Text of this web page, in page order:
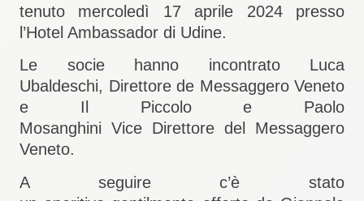
tenuto mercoledì 17 aprile 2024 presso
l’Hotel Ambassador di Udine.
Le socie hanno incontrato Luca
Ubaldeschi, Direttore de Messaggero Veneto
e Il Piccolo e Paolo
Mosanghini Vice Direttore del Messaggero
Veneto.
A seguire c’è stato